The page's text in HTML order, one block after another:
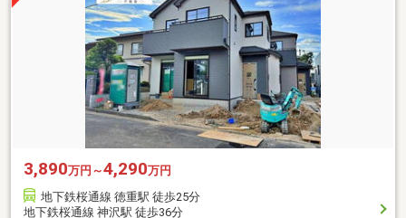
3,890万円～4,290万円
地下鉄桜通線 徳重駅 徒歩25分
地下鉄桜通線 神沢駅 徒歩36分